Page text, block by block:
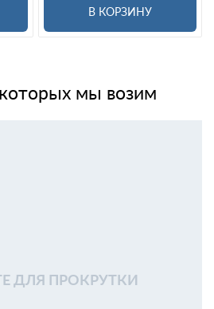
В КОРЗИНУ
мы возим
ДЛЯ ПРОКРУТКИ